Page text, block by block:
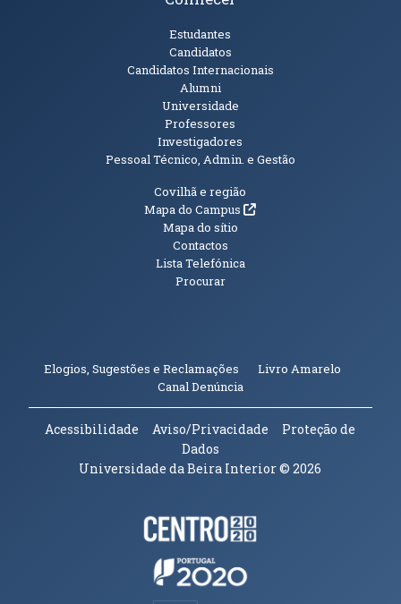
Estudantes
Candidatos
Candidatos Internacionais
Alumni
Universidade
Professores
Investigadores
Pessoal Técnico, Admin. e Gestão
Informações Adicionais
Covilhã e região
Mapa do Campus(abre em nova janela)
Mapa do sítio
Contactos
Lista Telefónica
Procurar
Elogios, Sugestões e Reclamações Livro Amarelo
Canal Denúncia(abre em nova janela)
Acessibilidade Aviso/Privacidade
Proteção de
Dados
Universidade da Beira Interior© 2026
Parceiros e Financiadores